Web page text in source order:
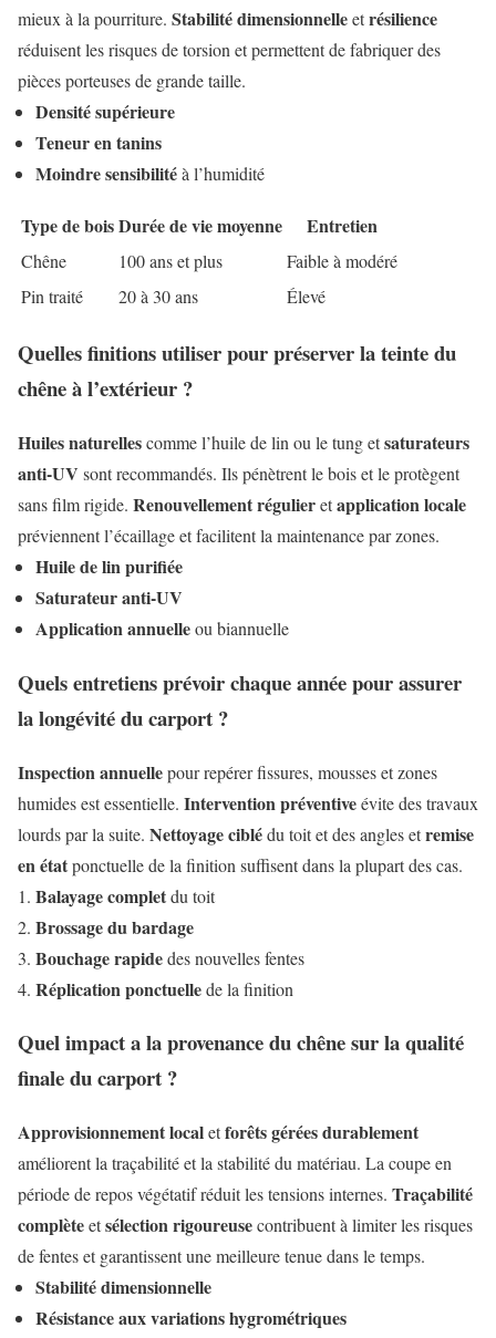
mieux à la pourriture. Stabilité dimensionnelleetrésilience
réduisent les risques de torsion et permettent de fabriquer des
pièces porteuses de grande taille.
Densité supérieure
Teneur en tanins
Moindre sensibilitéà l’humidité
Type de boisDurée de vie moyenne Entretien
Chêne 100 ans et plus
Faible à modéré
Pin traité
20 à 30 ans Élevé
Quelles finitions utiliser pour préserver la teinte du
chêne à l’extérieur ?
Huiles naturellescomme l’huile de lin ou le tung etsaturateurs
anti-UV sont recommandés. Ils pénètrent le bois et le protègent
sans film rigide. Renouvellement régulieretapplication locale
préviennent l’écaillage et facilitent la maintenance par zones.
Huile de lin purifiée
Saturateur anti-UV
Application annuelleou biannuelle
Quels entretiens prévoir chaque année pour assurer
la longévité du carport ?
Inspection annuellepour repérer fissures, mousses et zones
humides est essentielle. Intervention préventiveévite des travaux
lourds par la suite. Nettoyage ciblédu toit et des angles etremise
en étatponctuelle de la finition suffisent dans la plupart des cas.
Balayage completdu toit
Brossage du bardage
Bouchage rapidedes nouvelles fentes
Réplication ponctuellede la finition
Quel impact a la provenance du chêne sur la qualité
finale du carport ?
Approvisionnement localetforêts gérées durablement
améliorent la traçabilité et la stabilité du matériau. La coupe en
période de repos végétatif réduit les tensions internes. Traçabilité
complèteetsélection rigoureusecontribuent à limiter les risques
de fentes et garantissent une meilleure tenue dans le temps.
Stabilité dimensionnelle
Résistance aux variations hygrométriques